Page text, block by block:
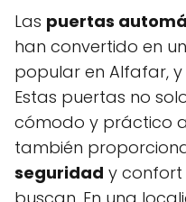
Las puertas
han convertido en
popular en Alfafar,
Estas puertas no
cómodo y práctico
también
seguridad y confort